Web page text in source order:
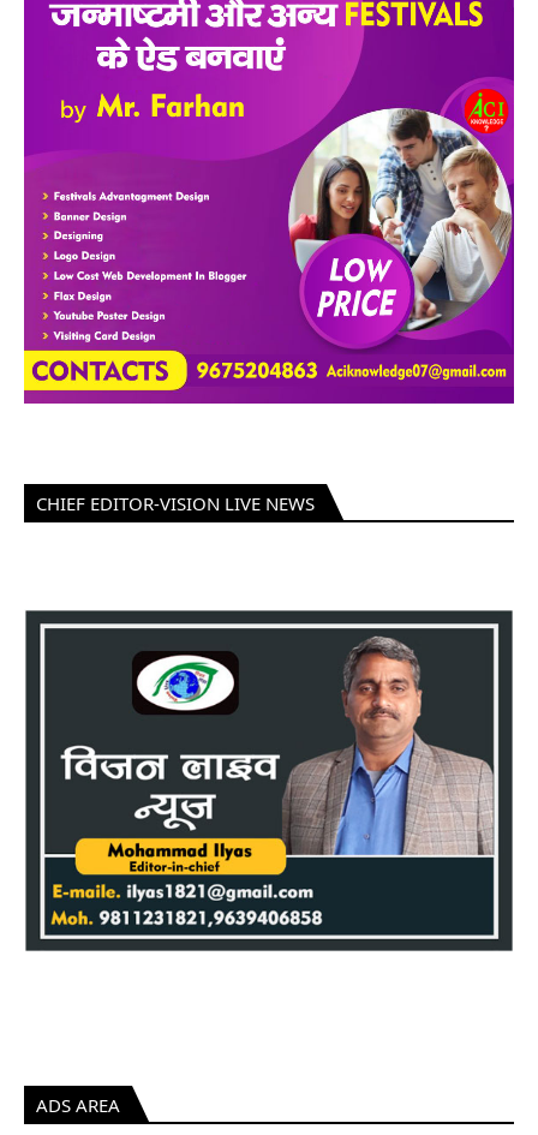
CHIEF EDITOR-VISION LIVE NEWS
ADS AREA